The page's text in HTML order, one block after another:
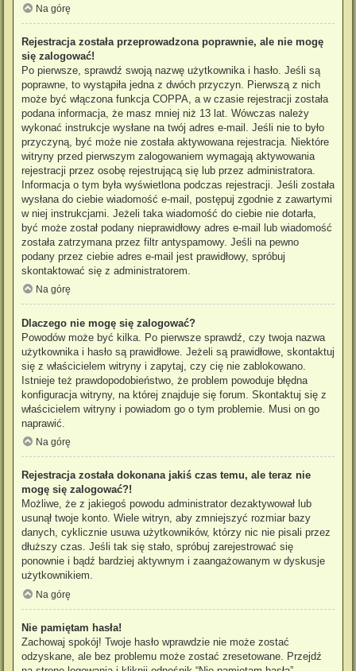
Na górę
Rejestracja została przeprowadzona poprawnie, ale nie mogę
się zalogować!
Po pierwsze, sprawdź swoją nazwę użytkownika i hasło. Jeśli są
poprawne, to wystąpiła jedna z dwóch przyczyn. Pierwszą z nich
może być włączona funkcja COPPA, a w czasie rejestracji została
podana informacja, że masz mniej niż 13 lat. Wówczas należy
wykonać instrukcje wysłane na twój adres e-mail. Jeśli nie to było
przyczyną, być może nie została aktywowana rejestracja. Niektóre
witryny przed pierwszym zalogowaniem wymagają aktywowania
rejestracji przez osobę rejestrującą się lub przez administratora.
Informacja o tym była wyświetlona podczas rejestracji. Jeśli została
wysłana do ciebie wiadomość e-mail, postępuj zgodnie z zawartymi
w niej instrukcjami. Jeżeli taka wiadomość do ciebie nie dotarła,
być może został podany nieprawidłowy adres e-mail lub wiadomość
została zatrzymana przez filtr antyspamowy. Jeśli na pewno
podany przez ciebie adres e-mail jest prawidłowy, spróbuj
skontaktować się z administratorem.
Na górę
Dlaczego nie mogę się zalogować?
Powodów może być kilka. Po pierwsze sprawdź, czy twoja nazwa
użytkownika i hasło są prawidłowe. Jeżeli są prawidłowe, skontaktuj
się z właścicielem witryny i zapytaj, czy cię nie zablokowano.
Istnieje też prawdopodobieństwo, że problem powoduje błędna
konfiguracja witryny, na której znajduje się forum. Skontaktuj się z
właścicielem witryny i powiadom go o tym problemie. Musi on go
naprawić.
Na górę
Rejestracja została dokonana jakiś czas temu, ale teraz nie
mogę się zalogować?!
Możliwe, że z jakiegoś powodu administrator dezaktywował lub
usunął twoje konto. Wiele witryn, aby zmniejszyć rozmiar bazy
danych, cyklicznie usuwa użytkowników, którzy nic nie pisali przez
dłuższy czas. Jeśli tak się stało, spróbuj zarejestrować się
ponownie i bądź bardziej aktywnym i zaangażowanym w dyskusje
użytkownikiem.
Na górę
Nie pamiętam hasła!
Zachowaj spokój! Twoje hasło wprawdzie nie może zostać
odzyskane, ale bez problemu może zostać zresetowane. Przejdź